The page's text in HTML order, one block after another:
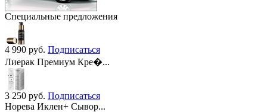
Специальные предложения
4 990 руб. Подписаться
Лиерак Премиум Кре�...
3 250 руб. Подписаться
Норева Иклен+ Сывор...